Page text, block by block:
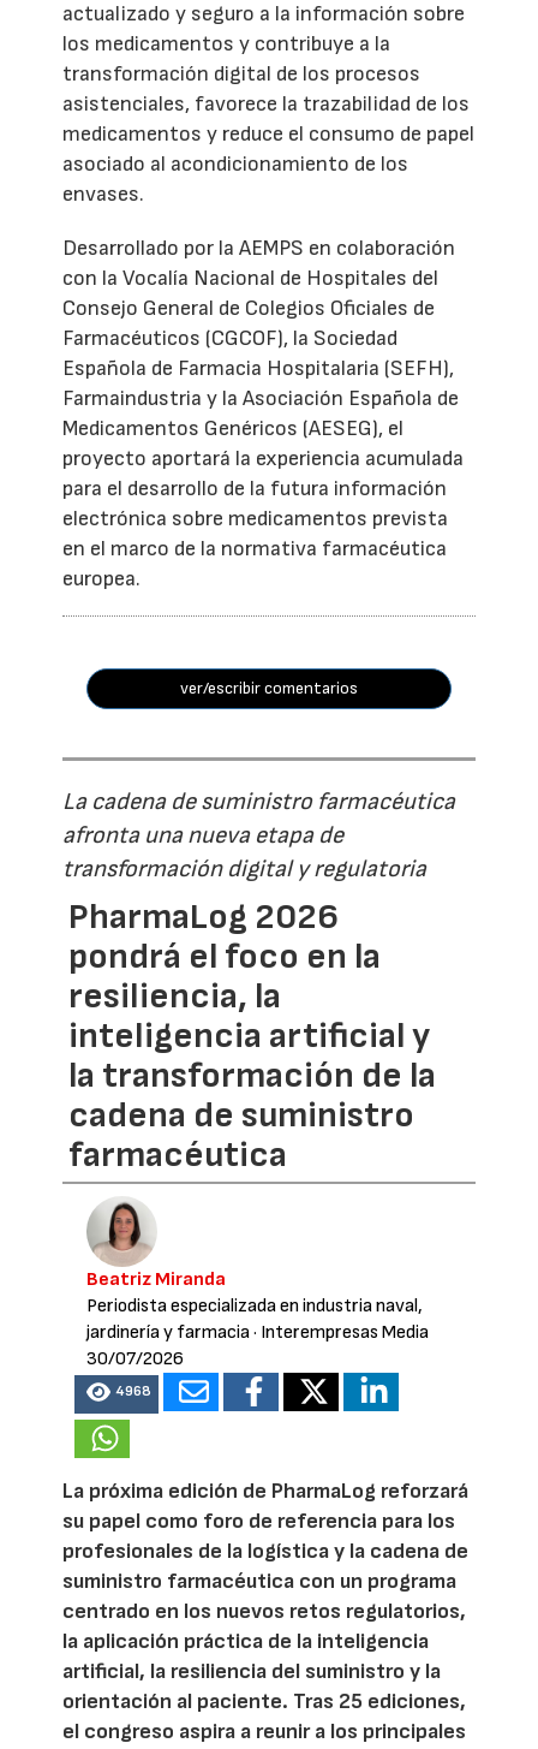
actualizado y seguro a la información sobre
los medicamentos y contribuye a la
transformación digital de los procesos
asistenciales, favorece la trazabilidad de los
medicamentos y reduce el consumo de papel
asociado al acondicionamiento de los
envases.
Desarrollado por la AEMPS en colaboración
con la Vocalía Nacional de Hospitales del
Consejo General de Colegios Oficiales de
Farmacéuticos (CGCOF), la Sociedad
Española de Farmacia Hospitalaria (SEFH),
Farmaindustria y la Asociación Española de
Medicamentos Genéricos (AESEG), el
proyecto aportará la experiencia acumulada
para el desarrollo de la futura información
electrónica sobre medicamentos prevista
en el marco de la normativa farmacéutica
europea.
ver/escribir comentarios
La cadena de suministro farmacéutica
afronta una nueva etapa de
transformación digital y regulatoria
PharmaLog 2026
pondrá el foco en la
resiliencia, la
inteligencia artificial y
la transformación de la
cadena de suministro
farmacéutica
Beatriz Miranda
Periodista especializada en industria naval,
jardinería y farmacia· Interempresas Media
30/07/2026
4968
La próxima edición de PharmaLog reforzará
su papel como foro de referencia para los
profesionales de la logística y la cadena de
suministro farmacéutica con un programa
centrado en los nuevos retos regulatorios,
la aplicación práctica de la inteligencia
artificial, la resiliencia del suministro y la
orientación al paciente. Tras 25 ediciones,
el congreso aspira a reunir a los principales